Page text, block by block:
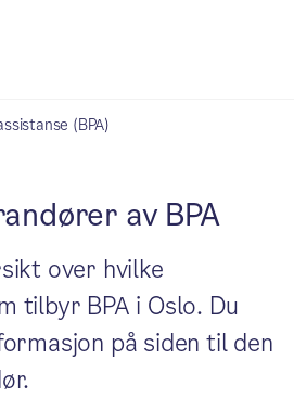
(BPA)
av BPA
over hvilke
tilbyr BPA i Oslo. Du
på siden til den